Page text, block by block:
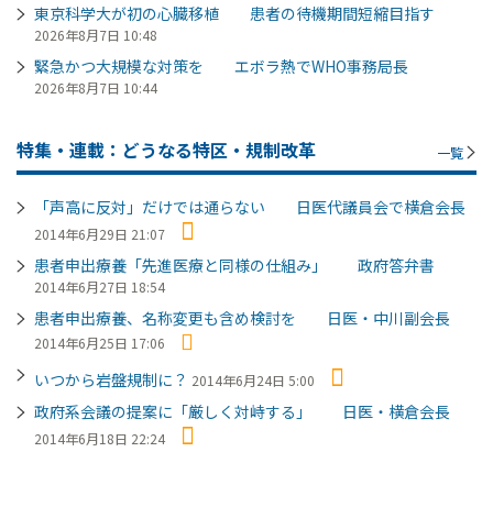
東京科学大が初の心臓移植 患者の待機期間短縮目指す
2026年8月7日 10:48
緊急かつ大規模な対策を エボラ熱でWHO事務局長
2026年8月7日 10:44
特集・連載：どうなる特区・規制改革 一覧
「声高に反対」だけでは通らない 日医代議員会で横倉会長
2014年6月29日 21:07
患者申出療養「先進医療と同様の仕組み」 政府答弁書
2014年6月27日 18:54
患者申出療養、名称変更も含め検討を 日医・中川副会長
2014年6月25日 17:06
いつから岩盤規制に？ 2014年6月24日 5:00
政府系会議の提案に「厳しく対峙する」 日医・横倉会長
2014年6月18日 22:24